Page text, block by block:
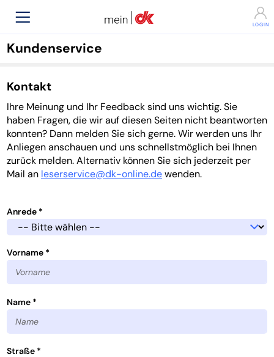
Kundenservice
Kontakt
Ihre Meinung und Ihr Feedback sind uns wichtig. Sie
haben Fragen, die wir auf diesen Seiten nicht beantworten
konnten? Dann melden Sie sich gerne. Wir werden uns Ihr
Anliegen anschauen und uns schnellstmöglich bei Ihnen
zurück melden. Alternativ können Sie sich jederzeit per
Mail an leserservice@dk-online.dewenden.
Anrede *
Vorname *
Name *
Straße *